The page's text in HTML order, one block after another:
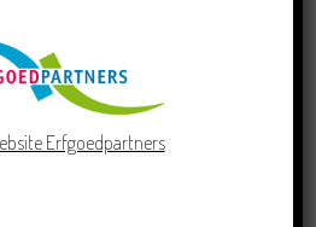
de Prinsentuin: Verslag
Ommaans
voor bijzonder
Erfgoedpartners